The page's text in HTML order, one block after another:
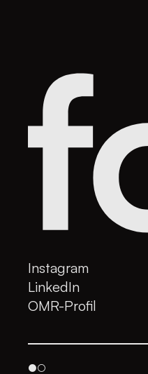
Instagram
LinkedIn
OMR-Profil
●○